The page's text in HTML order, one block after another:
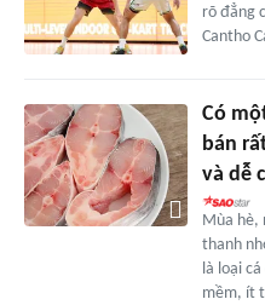
rõ đẳng
Cantho
Có
bán
và dễ
Mùa hè,
thanh
là loại
mềm, ít